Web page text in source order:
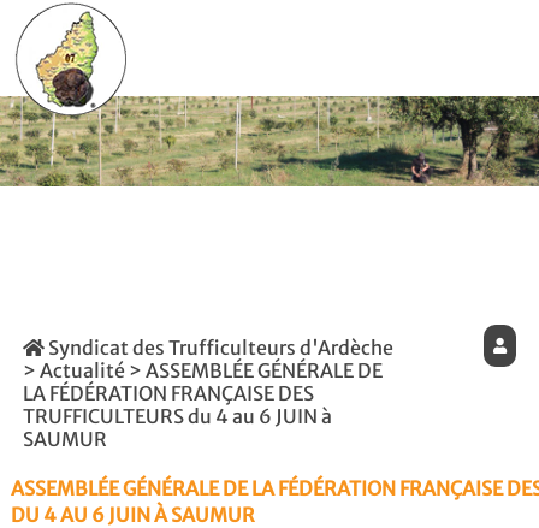
Syndicat des Trufficulteurs d'Ardèche
> Actualité> ASSEMBLÉE GÉNÉRALE DE
LA FÉDÉRATION FRANÇAISE DES
TRUFFICULTEURS du 4 au 6 JUIN à
SAUMUR
ASSEMBLÉE GÉNÉRALE DE LA FÉDÉRATION FRANÇAISE
DU 4 AU 6 JUIN À SAUMUR